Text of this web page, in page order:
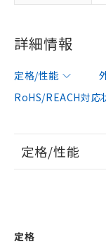
詳細情報
定格/性能
RoHS/REACH対応
定格/性能
定格